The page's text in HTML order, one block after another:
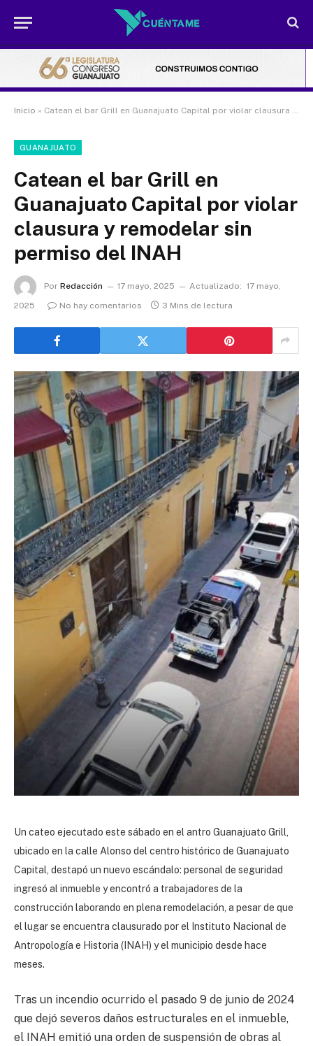
Inicio » Catean el bar Grill en Guanajuato Capital por violar clausura y remodelar sin permiso del INAH
GUANAJUATO
Catean el bar Grill en
Guanajuato Capital por violar
clausura y remodelar sin
permiso del INAH
Por Redacción 17 mayo, 2025 Actualizado: 17 mayo,
2025
No hay comentarios 3 Mins de lectura
Un cateo ejecutado este sábado en el antro Guanajuato Grill,
ubicado en la calle Alonso del centro histórico de Guanajuato
Capital, destapó un nuevo escándalo: personal de seguridad
ingresó al inmueble y encontró a trabajadores de la
construcción laborando en plena remodelación, a pesar de que
el lugar se encuentra clausurado por el Instituto Nacional de
Antropología e Historia (INAH) y el municipio desde hace
meses.
Tras un incendio ocurrido el pasado 9 de junio de 2024
que dejó severos daños estructurales en el inmueble,
el INAH emitió una orden de suspensión de obras al